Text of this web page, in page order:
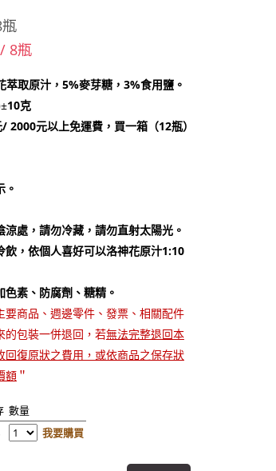
8瓶
取原汁，5%麥芽糖，3%食用鹽。
±10克
2000元以上免運費，買一箱（12瓶）
。
涼處，請勿冷藏，請勿直射太陽光。
飲，依個人喜好可以洛神花原汁1:10
色素、防腐劑、糖精。
要商品、週邊零件、發票、相關配件
的包裝一併退回，若無法完整退回本
回復原狀之費用，或依商品之保存狀
額＂
數量
我要購買